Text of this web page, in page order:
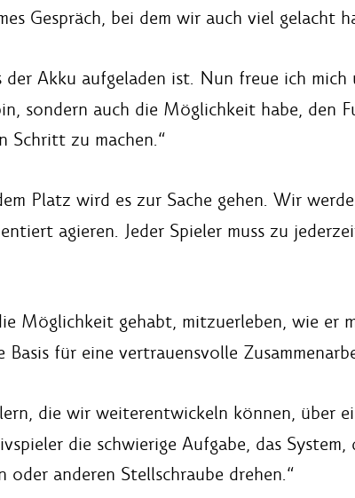
Gespräch, bei dem wir auch viel gelacht
Akku aufgeladen ist. Nun freue ich mich
sondern auch die Möglichkeit habe, den
Schritt zu machen.“
Platz wird es zur Sache gehen. Wir
agieren. Jeder Spieler muss zu
Möglichkeit gehabt, mitzuerleben, wie er
für eine vertrauensvolle
die wir weiterentwickeln können, über
die schwierige Aufgabe, das System,
anderen Stellschraube drehen.“